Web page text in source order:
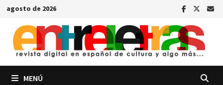
Saltar
contenido
agosto de 2026
MENÚ